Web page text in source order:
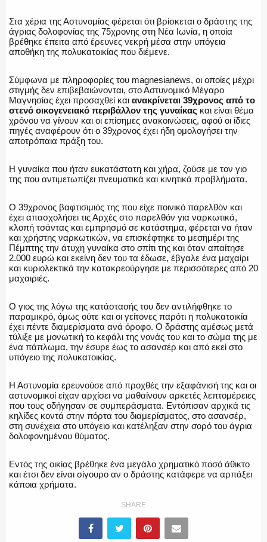
ΛΙΜΕΝΙΚΟ
ΕΝΟΠΛΕΣ ΔΥΝΑΜΕΙΣ
ΕΚΑΒ
ΑΣΤΥΝΟΜΙΚΟ ΡΕΠΟΡΤΑΖ
Η ΦΩΝΗ ΣΟΥ
ΟΠΛΑ/ΕΞΟΠΛΙΣΜΟΣ
ΟΜΑΔΕΣ ΕΛ.ΑΣ.
Στα χέρια της Αστυνομίας φέρεται ότι βρίσκεται ο δράστης της
άγριας δολοφονίας της 75χρονης στη Νέα Ιωνία, η οποία
βρέθηκε έπειτα από έρευνες νεκρή μέσα στην υπόγεια
αποθήκη της πολυκατοικίας που διέμενε.
Σύμφωνα με πληροφορίες του magnesianews, οι οποίες μέχρι
στιγμής δεν επιβεβαιώνονται, στο Αστυνομικό Μέγαρο
Μαγνησίας έχει προσαχθεί και ανακρίνεται 39χρονος από το
στενό οικογενειακό περιβάλλον της γυναίκας και είναι θέμα
χρόνου να γίνουν και οι επίσημες ανακοινώσεις, αφού οι ίδιες
πηγές αναφέρουν ότι ο 39χρονος έχει ήδη ομολογήσει την
αποτρόπαια πράξη του.
Η γυναίκα που ήταν ευκατάστατη και χήρα, ζούσε με τον γιο
της που αντιμετωπίζει πνευματικά και κινητικά προβλήματα.
Ο 39χρονος βαφτισιμιός της που είχε ποινικό παρελθόν και
έχει απασχολήσει τις Αρχές στο παρελθόν για ναρκωτικά,
κλοπή τσάντας και εμπρησμό σε κατάστημα, φέρεται να ήταν
και χρήστης ναρκωτικών, να επισκέφτηκε το μεσημέρι της
Πέμπτης την άτυχη γυναίκα στο σπίτι της και όταν απαίτησε
2.000 ευρώ και εκείνη δεν του τα έδωσε, έβγαλε ένα μαχαίρι
και κυριολεκτικά την κατακρεούργησε με περισσότερες από 20
μαχαιριές.
Ο γιος της λόγω της κατάστασής του δεν αντιλήφθηκε το
παραμικρό, όμως ούτε και οι γείτονες παρότι η πολυκατοικία
έχει πέντε διαμερίσματα ανά όροφο. Ο δράστης αμέσως μετά
τύλιξε με μονωτική το κεφάλι της νονάς του και το σώμα της με
ένα πάπλωμα, την έσυρε έως το ασανσέρ και από εκεί στο
υπόγειο της πολυκατοικίας.
Η Αστυνομία ερευνούσε από προχθές την εξαφάνισή της και οι
αστυνομικοί είχαν αρχίσει να μαθαίνουν αρκετές λεπτομέρειες
που τους οδήγησαν σε συμπεράσματα. Εντόπισαν αρχικά τις
κηλίδες κοντά στην πόρτα του διαμερίσματος, στο ασανσέρ,
στη συνέχεια στο υπόγειο και κατέληξαν στην σορό του άγρια
δολοφονημένου θύματος.
Εντός της οικίας βρέθηκε ένα μεγάλο χρηματικό ποσό άθικτο
και έτσι δεν είναι σίγουρο αν ο δράστης κατάφερε να αρπάξει
κάποια χρήματα.
SHARE